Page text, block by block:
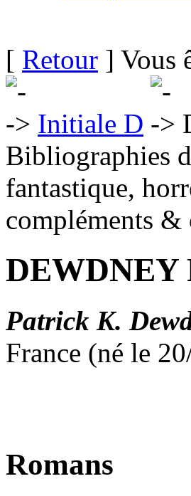
[ Retour ] Vous
Initiale D
Bibliographies
fantastique,
compléments &
Patrick K.
France (né le
Romans